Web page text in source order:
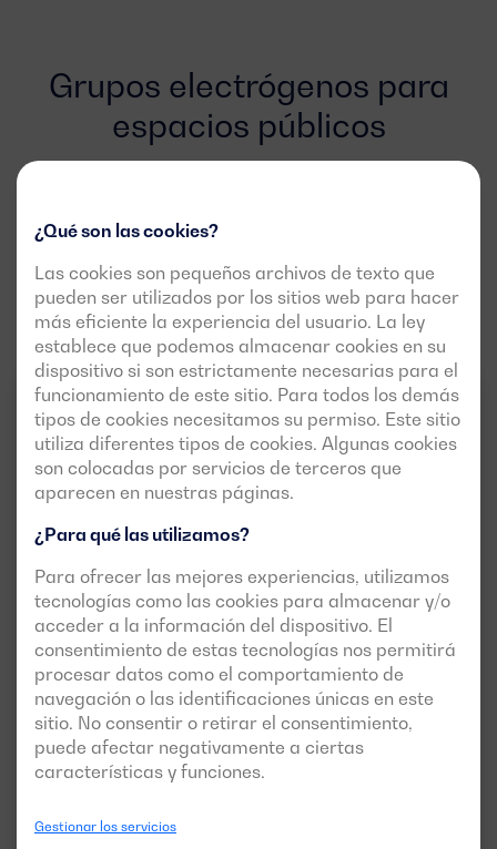
¿Qué son las cookies?
Las cookies son pequeños archivos de texto que
pueden ser utilizados por los sitios web para hacer
más eficiente la experiencia del usuario. La ley
establece que podemos almacenar cookies en su
dispositivo si son estrictamente necesarias para el
funcionamiento de este sitio. Para todos los demás
tipos de cookies necesitamos su permiso. Este sitio
utiliza diferentes tipos de cookies. Algunas cookies
son colocadas por servicios de terceros que
aparecen en nuestras páginas.
¿Para qué las utilizamos?
Para ofrecer las mejores experiencias, utilizamos
tecnologías como las cookies para almacenar y/o
acceder a la información del dispositivo. El
consentimiento de estas tecnologías nos permitirá
procesar datos como el comportamiento de
navegación o las identificaciones únicas en este
sitio. No consentir o retirar el consentimiento,
puede afectar negativamente a ciertas
características y funciones.
Gestionar los servicios
Grupos electrógenos para
espacios públicos
necesidades de este campo de
MEDIA POTENCIA (DE
30KVA A 825 KVA)
Versión abierta disponible
BGBS 500 ST
POTENCIA:
PRP:450 kVA (360 kW)
499 kVA (399 kW)
MOTOR:
BAUDOUIN 6M21G500/5